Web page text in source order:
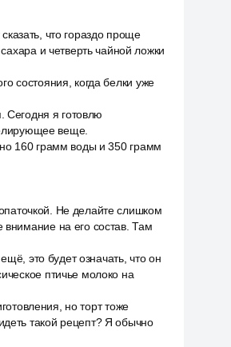
что гораздо проще
и четверть чайной ложки
состояния, когда белки уже
Сегодня я готовлю
веще.
160 грамм воды и 350 грамм
Не делайте слишком
на его состав. Там
это будет означать, что он
птичье молоко на
но торт тоже
такой рецепт? Я обычно